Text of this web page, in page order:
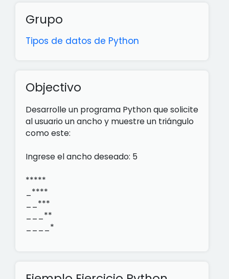
Grupo
Tipos de datos de Python
Objectivo
Desarrolle un programa Python que solicite
al usuario un ancho y muestre un triángulo
como este:
Ingrese el ancho deseado: 5
*****
_****
__***
___**
____*